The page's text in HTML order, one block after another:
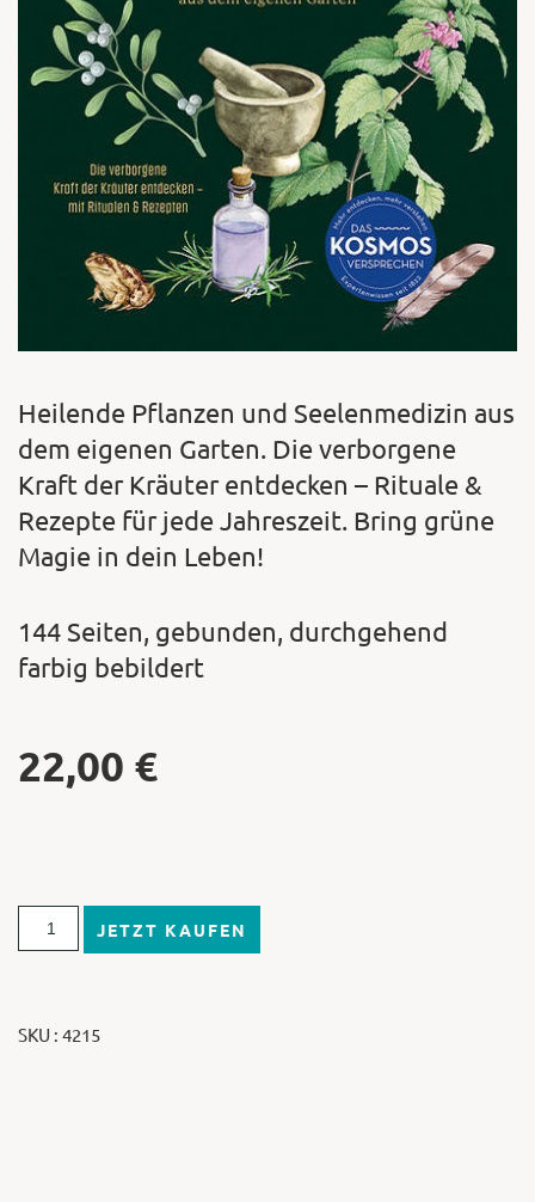
Heilende Pflanzen und Seelenmedizin aus
dem eigenen Garten. Die verborgene
Kraft der Kräuter entdecken – Rituale &
Rezepte für jede Jahreszeit. Bring grüne
Magie in dein Leben!
144 Seiten, gebunden, durchgehend
farbig bebildert
22,00 €
JETZT KAUFEN
SKU : 4215